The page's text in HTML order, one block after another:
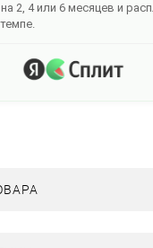
2, 4 или 6 месяцев и